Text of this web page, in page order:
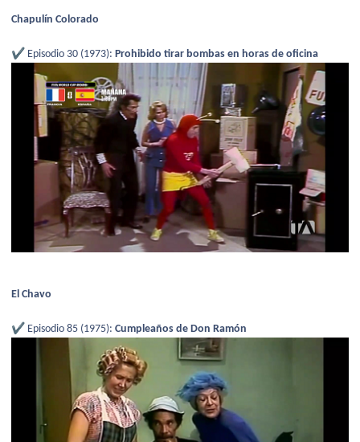
Chapulín Colorado
✔️ Episodio 30 (1973): Prohibido tirar bombas en horas de oficina
El Chavo
✔️ Episodio 85 (1975): Cumpleaños de Don Ramón